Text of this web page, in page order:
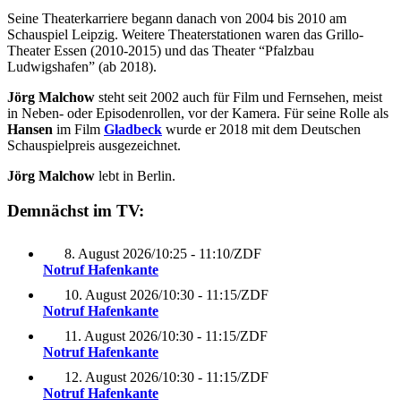
Seine Theaterkarriere begann danach von 2004 bis 2010 am
Schauspiel Leipzig. Weitere Theaterstationen waren das Grillo-
Theater Essen (2010-2015) und das Theater “Pfalzbau
Ludwigshafen” (ab 2018).
Jörg Malchow steht seit 2002 auch für Film und Fernsehen, meist
in Neben- oder Episodenrollen, vor der Kamera. Für seine Rolle als
Hansen im Film Gladbeck wurde er 2018 mit dem Deutschen
Schauspielpreis ausgezeichnet.
Jörg Malchow lebt in Berlin.
Demnächst im TV:
8. August 2026/10:25 - 11:10/ZDF
Notruf Hafenkante
10. August 2026/10:30 - 11:15/ZDF
Notruf Hafenkante
11. August 2026/10:30 - 11:15/ZDF
Notruf Hafenkante
12. August 2026/10:30 - 11:15/ZDF
Notruf Hafenkante